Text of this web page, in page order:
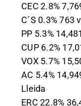
CEC 2.8%
C´S 0.3% 763
PP 5.3%
CUP 6.2%
VOX 5.7%
AC 5.4%
Lleida
ERC 22.8%